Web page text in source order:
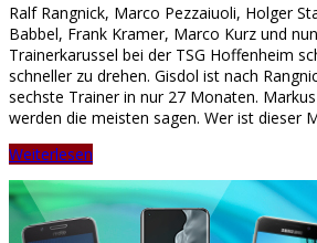
Ralf Rangnick, Marco Pezzaiuoli, Holger
Babbel, Frank Kramer, Marco Kurz und
Trainerkarussel bei der TSG Hoffenheim
schneller zu drehen. Gisdol ist nach
sechste Trainer in nur 27 Monaten.
werden die meisten sagen. Wer ist dieser
Weiterlesen